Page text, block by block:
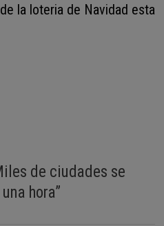
la loteria de Navidad esta
de ciudades se
hora”